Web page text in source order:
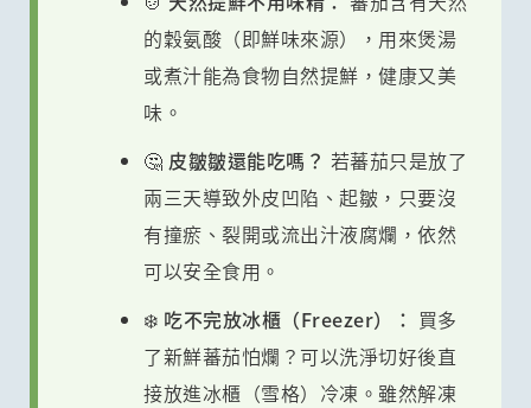
的穀氨酸（即鮮味來源），用來煲湯
或煮汁能為食物自然提鮮，健康又美
味。
🤔 皮皺皺還能吃嗎？ 若蕃茄只是放了
兩三天導致外皮凹陷、起皺，只要沒
有撞瘀、裂開或流出汁液腐爛，依然
可以安全食用。
❄️ 吃不完放冰櫃（Freezer）： 買多
了新鮮蕃茄怕爛？可以洗淨切好後直
接放進冰櫃（雪格）冷凍。雖然解凍